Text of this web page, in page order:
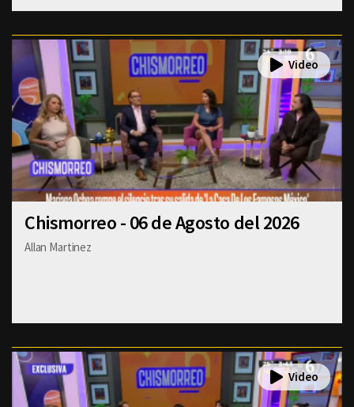
Chismorreo - 06 de Agosto del 2026
Allan Martinez